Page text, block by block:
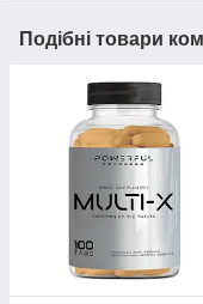
Подібні товари